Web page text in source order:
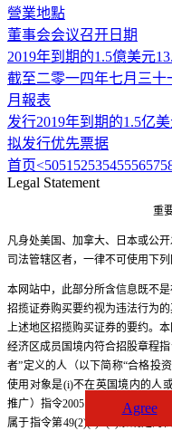
營業地點
董事会会议召开日期
2019年到期的1.5億美元
截至二零一四年七月三
月報表
发行2019年到期的1.5亿
拟发行优先票据
首页<5051 525354555657
Legal Statement
重
凡身处美国、加拿大、日本或公
司法管辖区者，一律不可使用下列
本网站中，此部分所含信息既不
招揽证券购买要约视为违法行为
上述地区招揽购买证券的要约。
经济区成员国境内符合招股章程
者”定义的人（以下简称“合格投
使用对象是(i)不在英国境内的人
推广）指令2005（修正案）（以
属于指令第49(2)(a)--(d)条规定
Agree